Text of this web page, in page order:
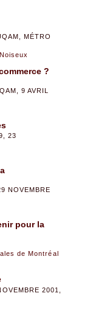
MÉTRO
?
9 AVRIL
23
NOVEMBRE
pour la
de Montréal
2001,